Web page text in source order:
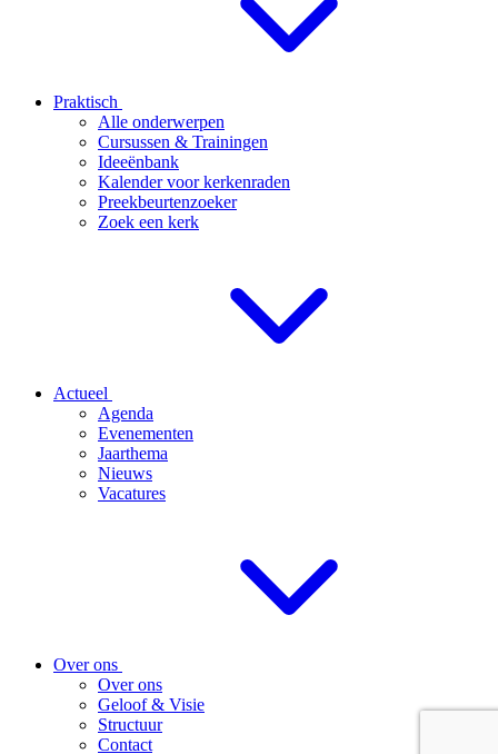
Praktisch
Alle onderwerpen
Cursussen & Trainingen
Ideeënbank
Kalender voor kerkenraden
Preekbeurtenzoeker
Zoek een kerk
Actueel
Agenda
Evenementen
Jaarthema
Nieuws
Vacatures
Over ons
Over ons
Geloof & Visie
Structuur
Contact